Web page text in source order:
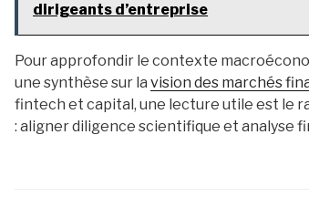
dirigeants d’entreprise
Pour approfondir le contexte
une synthèse sur la vision des marchés
fintech et capital, une lecture utile est le
: aligner diligence scientifique et analyse